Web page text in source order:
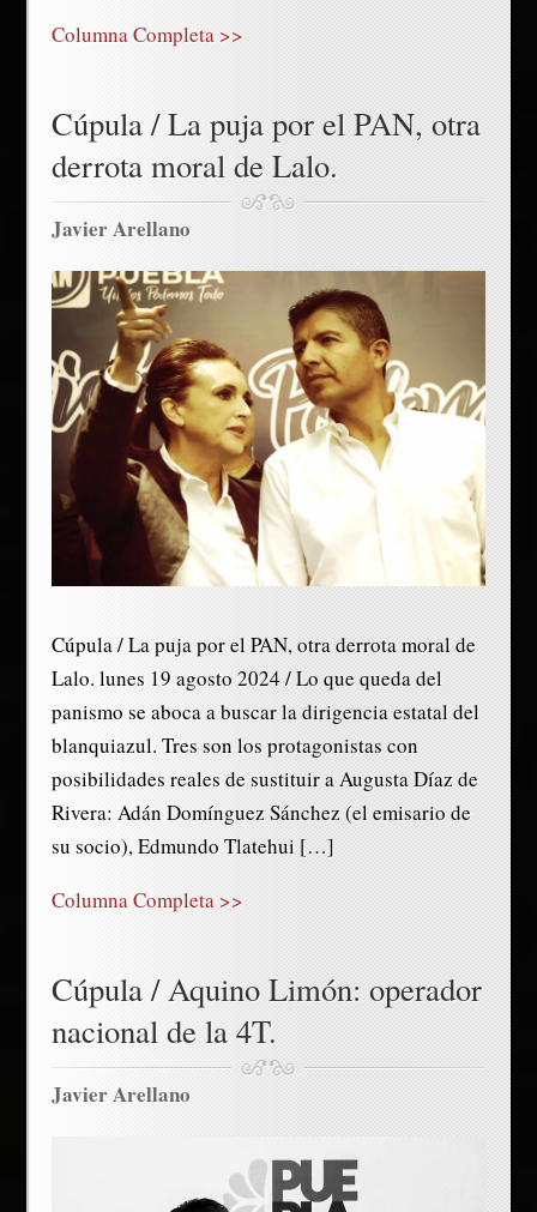
Columna Completa >>
Cúpula / La puja por el PAN, otra
derrota moral de Lalo.
Javier Arellano
Cúpula / La puja por el PAN, otra derrota moral de
Lalo. lunes 19 agosto 2024 / Lo que queda del
panismo se aboca a buscar la dirigencia estatal del
blanquiazul. Tres son los protagonistas con
posibilidades reales de sustituir a Augusta Díaz de
Rivera: Adán Domínguez Sánchez (el emisario de
su socio), Edmundo Tlatehui […]
Columna Completa >>
Cúpula / Aquino Limón: operador
nacional de la 4T.
Javier Arellano